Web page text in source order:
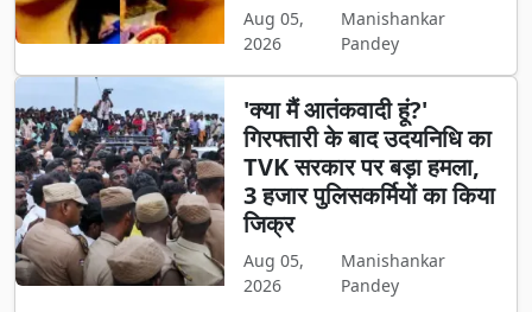
Aug 05,
2026
Manishankar
Pandey
'क्या मैं आतंकवादी हूं?'
गिरफ्तारी के बाद उदयनिधि का
TVK सरकार पर बड़ा हमला,
3 हजार पुलिसकर्मियों का किया
जिक्र
Aug 05,
2026
Manishankar
Pandey